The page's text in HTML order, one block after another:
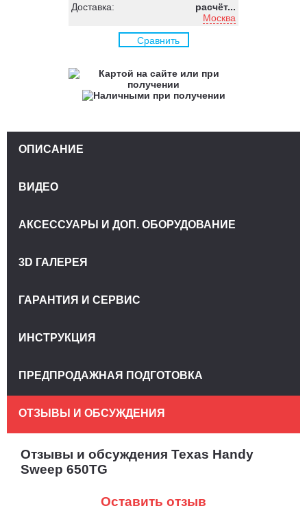
Доставка:
расчёт...
Москва
Сравнить
Отзывы и обсуждения Texas Handy
Sweep 650TG
Оставить отзыв
ОПИСАНИЕ
ВИДЕО
АКСЕССУАРЫ И ДОП. ОБОРУДОВАНИЕ
3D ГАЛЕРЕЯ
ГАРАНТИЯ И СЕРВИС
ИНСТРУКЦИЯ
ПРЕДПРОДАЖНАЯ ПОДГОТОВКА
ОТЗЫВЫ И ОБСУЖДЕНИЯ